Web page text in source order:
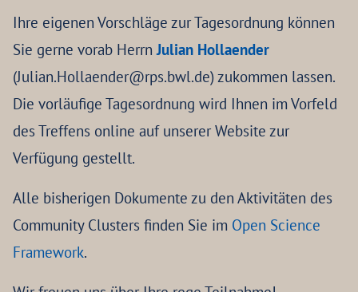
Ihre eigenen Vorschläge zur Tagesordnung können
Sie gerne vorab HerrnJulian Hollaender
(Julian.Hollaender@rps.bwl.de) zukommen lassen.
Die vorläufige Tagesordnung wird Ihnen im Vorfeld
des Treffens online auf unserer Website zur
Verfügung gestellt.
Alle bisherigen Dokumente zu den Aktivitäten des
Community Clusters finden Sie im Open Science
Framework.